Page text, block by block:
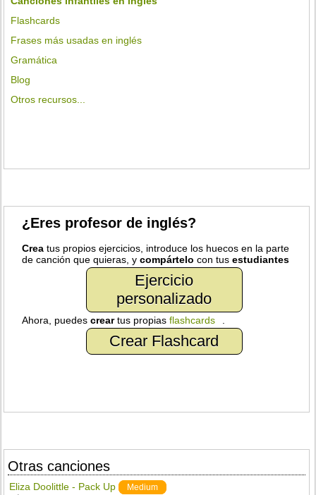
Flashcards
Frases más usadas en inglés
Gramática
Blog
Otros recursos...
¿Eres profesor de inglés?
Crea tus propios ejercicios, introduce los huecos en la parte
de canción que quieras, ycompártelo con tusestudiantes
Ejercicio
personalizado
Ahora, puedescreartus propiasflashcards
Crear Flashcard
Otras canciones
Eliza Doolittle - Pack Up Medium